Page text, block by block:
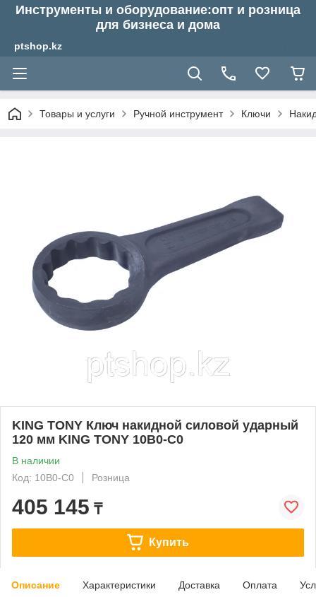
Инструменты и оборудование:опт и розница
для бизнеса и дома
ptshop.kz
Товары и услуги Ручной инструмент Ключи
KING TONY Ключ накидной силовой ударный
120 мм KING TONY 10B0-C0
В наличии
Код: 10B0-C0
Розница
405 145 ₸
Купить
Описание Характеристики Доставка Оплата